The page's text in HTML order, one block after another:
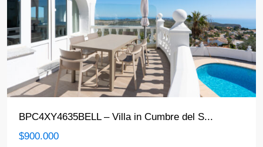
BPC4XY4635BELL – Villa in Cumbre del S...
$900.000